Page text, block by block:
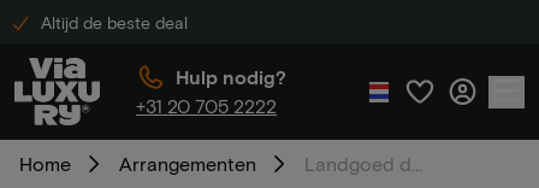
Altijd de beste deal
Hulp nodig?
+31 20 705 2222
Home Arrangementen